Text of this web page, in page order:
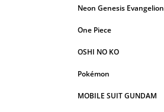
Neon Genesis Evangelion
One Piece
OSHI NO KO
Pokémon
MOBILE SUIT GUNDAM